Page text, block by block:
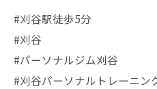
#刈谷駅徒歩5分
#刈谷
#パーソナルジム刈谷
#刈谷パーソナルトレーニン